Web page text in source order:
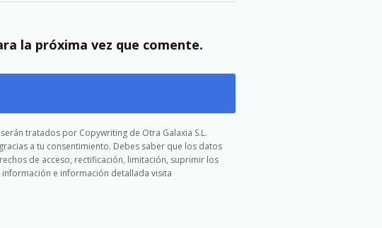
la próxima vez que comente.
tratados por Copywriting de Otra Galaxia S.L.
a tu consentimiento. Debes saber que los datos
de acceso, rectificación, limitación, suprimir los
e información detallada visita